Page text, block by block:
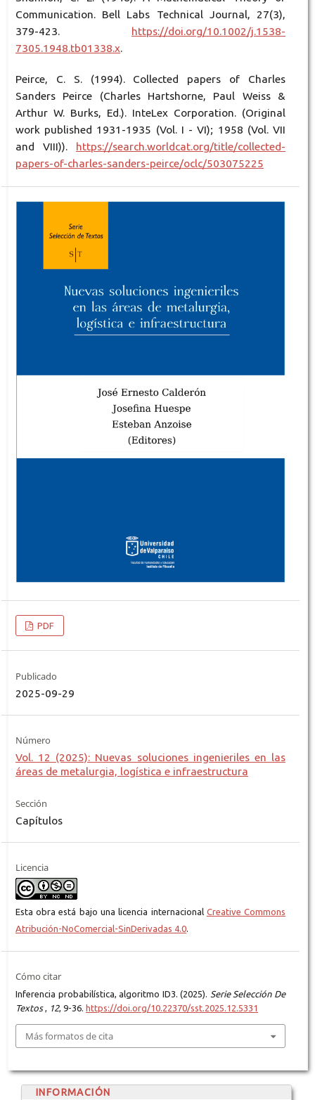
Communication. Bell Labs Technical Journal, 27(3),
379-423. https://doi.org/10.1002/j.1538-
7305.1948.tb01338.x.
Peirce, C. S. (1994). Collected papers of Charles
Sanders Peirce (Charles Hartshorne, Paul Weiss &
Arthur W. Burks, Ed.). InteLex Corporation. (Original
work published 1931-1935 (Vol. I - VI); 1958 (Vol. VII
and VIII)). https://search.worldcat.org/title/collected-
papers-of-charles-sanders-peirce/oclc/503075225
PDF
Publicado
2025-09-29
Número
Vol. 12 (2025): Nuevas soluciones ingenieriles en las
áreas de metalurgia, logística e infraestructura
Sección
Capítulos
Licencia
Esta obra está bajo una licencia internacional Creative Commons
Atribución-NoComercial-SinDerivadas 4.0.
Cómo citar
Inferencia probabilística, algoritmo ID3. (2025).
Serie Selección De
Textos
12, 9-36. https://doi.org/10.22370/sst.2025.12.5331
Más formatos de cita
INFORMACIÓN